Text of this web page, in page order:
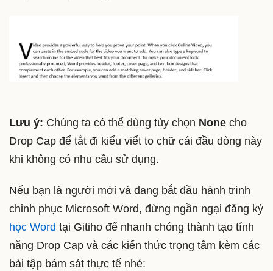
Lưu ý: Chúng ta có thể dùng tùy chọn None cho
Drop Cap để tắt đi kiểu viết to chữ cái đầu dòng này
khi không có nhu cầu sử dụng.
Nếu bạn là người mới và đang bắt đầu hành trình
chinh phục Microsoft Word, đừng ngần ngại đăng ký
học Word tại Gitiho để nhanh chóng thành tạo tính
năng Drop Cap và các kiến thức trọng tâm kèm các
bài tập bám sát thực tế nhé: